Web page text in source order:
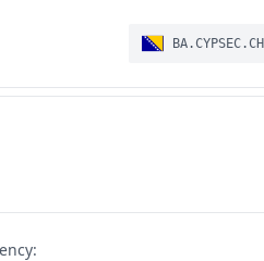
BA.CYPSEC.CH